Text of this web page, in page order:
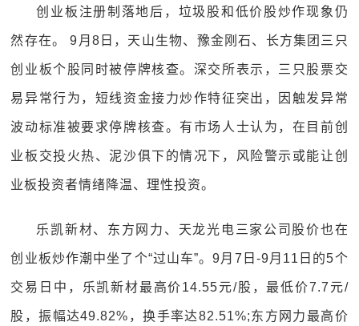
创业板注册制落地后，垃圾股和低价股炒作现象仍
然存在。 9月8日，天山生物、豫金刚石、长方集团三只
创业板个股同时被停牌核查。深交所表示，三只股票交
易异常行为，短线资金接力炒作特征突出，因触发异常
波动标准被要求停牌核查。有市场人士认为，在目前创
业板交投火热、泥沙俱下的情况下，风险警示或能让创
业板投资者情绪降温、理性投资。
乐凯新材、东方网力、天龙光电三家公司股价也在
创业板炒作潮中坐了个“过山车”。9月7日-9月11日的5个
交易日中，乐凯新材最高价14.55元/股，最低价7.7元/
股，振幅达49.82%，换手率达82.51%;东方网力最高价